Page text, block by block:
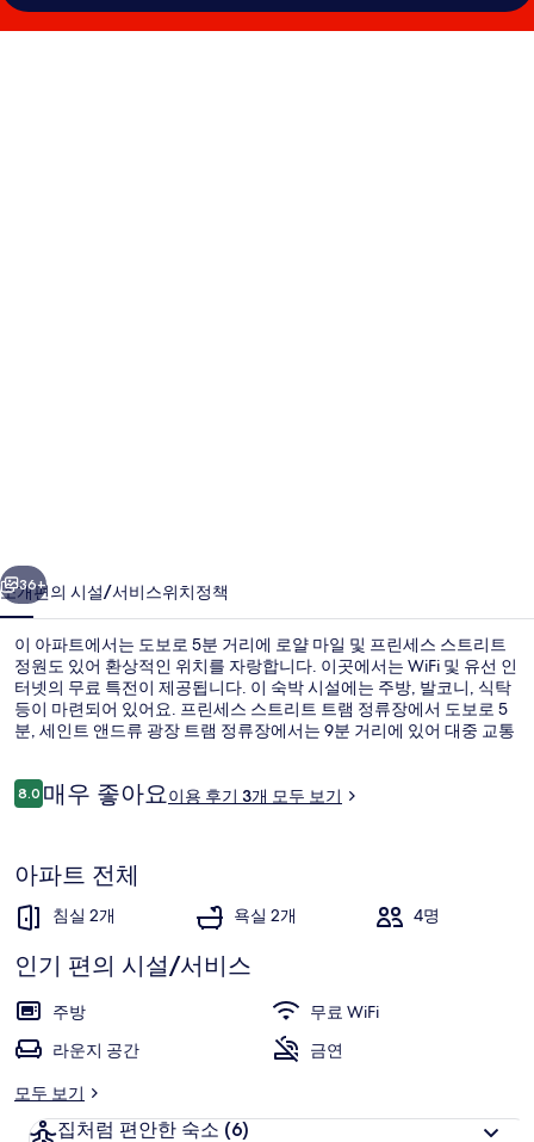
노
스
뱅
크
스
트
리
럭
셔
리
아
파
트
36+
소개편의 시설/서비스위치정책
이 아파트에서는 도보로 5분 거리에 로얄 마일 및 프린세스 스트리트
정원도 있어 환상적인 위치를 자랑합니다. 이곳에서는 WiFi 및 유선 인
터넷의 무료 특전이 제공됩니다. 이 숙박 시설에는 주방, 발코니, 식탁
등이 마련되어 있어요. 프린세스 스트리트 트램 정류장에서 도보로 5
분, 세인트 앤드류 광장 트램 정류장에서는 9분 거리에 있어 대중 교통
이
용
기
8.010점 만점 중 8.0점.
매우 좋아요이용 후기 3개 모두 보기
아파트 전체
침실 2개 욕실 2개 4명
인기 편의 시설/서비스
주방
무료 WiFi
라운지 공간
금연
모두 보기
집처럼 편안한 숙소 (6)